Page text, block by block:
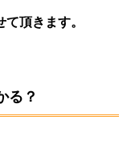
頂きます。
る？